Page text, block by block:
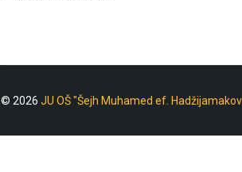
© 2026 JU OŠ "Šejh Muhamed ef.